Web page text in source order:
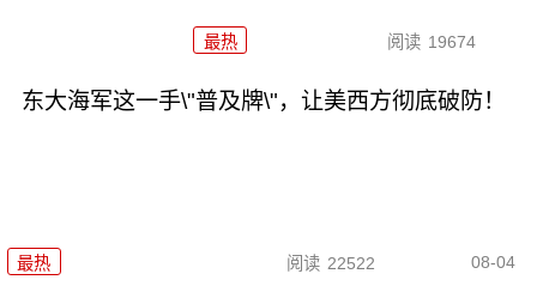
最热 阅读 19674
东大海军这一手\"普及牌\"，让美西方彻底破防！
最热 阅读 22522 08-04